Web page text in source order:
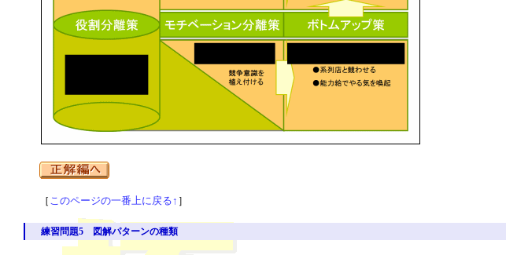
［ このページの一番上に戻る↑ ］
練習問題5 図解パターンの種類